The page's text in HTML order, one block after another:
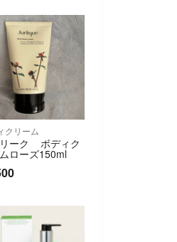
クリーム
ーク ボディク
ローズ150ml